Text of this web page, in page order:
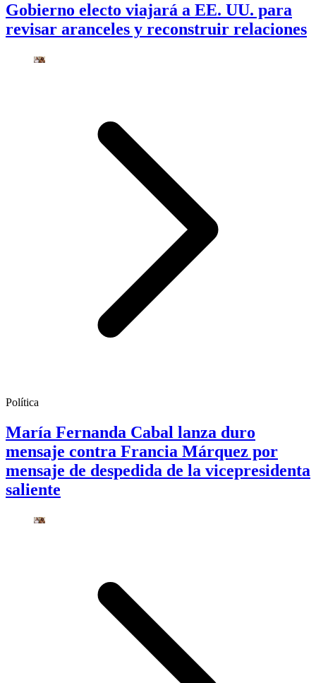
Gobierno electo viajará a EE. UU. para
revisar aranceles y reconstruir relaciones
Política
María Fernanda Cabal lanza duro
mensaje contra Francia Márquez por
mensaje de despedida de la vicepresidenta
saliente